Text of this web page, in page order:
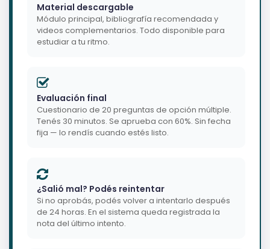
Material descargable
Módulo principal, bibliografía recomendada y
videos complementarios. Todo disponible para
estudiar a tu ritmo.
Evaluación final
Cuestionario de 20 preguntas de opción múltiple.
Tenés 30 minutos. Se aprueba con 60%. Sin fecha
fija — lo rendís cuando estés listo.
¿Salió mal? Podés reintentar
Si no aprobás, podés volver a intentarlo después
de 24 horas. En el sistema queda registrada la
nota del último intento.